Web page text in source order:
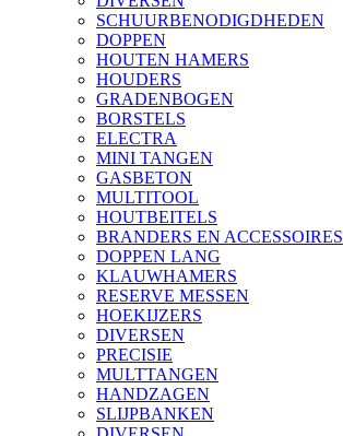
SCHUURBENODIGDHEDEN
DOPPEN
HOUTEN HAMERS
HOUDERS
GRADENBOGEN
BORSTELS
ELECTRA
MINI TANGEN
GASBETON
MULTITOOL
HOUTBEITELS
BRANDERS EN ACCESSOIRES
DOPPEN LANG
KLAUWHAMERS
RESERVE MESSEN
HOEKIJZERS
DIVERSEN
PRECISIE
MULTTANGEN
HANDZAGEN
SLIJPBANKEN